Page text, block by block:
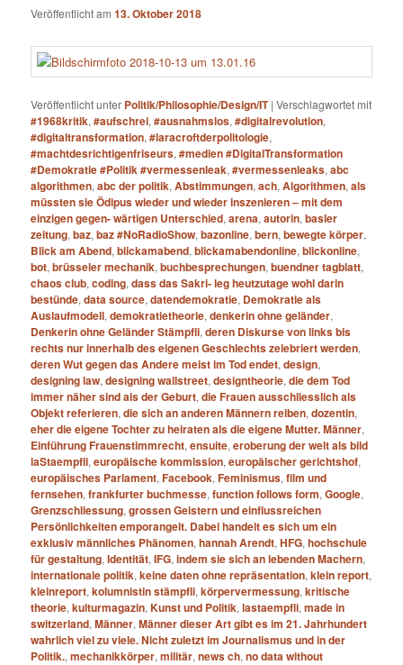
Veröffentlicht am13. Oktober 2018
Veröffentlicht unter Politik/Philosophie/Design/IT |Verschlagwortet mit
#1968kritik,#aufschrei,#ausnahmslos,#digitalrevolution,
#digitaltransformation,#laracroftderpolitologie,
#machtdesrichtigenfriseurs,#medien #DigitalTransformation
#Demokratie #Politik #vermessenleak,#vermessenleaks,abc
algorithmen,abc der politik,Abstimmungen,ach,Algorithmen,als
müssten sie Ödipus wieder und wieder inszenieren – mit dem
einzigen gegen- wärtigen Unterschied,arena,autorin,basler
zeitung,baz,baz #NoRadioShow,bazonline,bern,bewegte körper,
Blick am Abend,blickamabend,blickamabendonline,blickonline,
bot,brüsseler mechanik,buchbesprechungen,buendner tagblatt,
chaos club,coding,dass das Sakri- leg heutzutage wohl darin
bestünde,data source,datendemokratie, Demokratie als
Auslaufmodell,demokratietheorie,denkerin ohne geländer,
Denkerin ohne Geländer Stämpfli,deren Diskurse von links bis
rechts nur innerhalb des eigenen Geschlechts zelebriert werden,
deren Wut gegen das Andere meist im Tod endet,design,
designing law,designing wallstreet,designtheorie,die dem Tod
immer näher sind als der Geburt,die Frauen ausschliesslich als
Objekt referieren,die sich an anderen Männern reiben,dozentin,
eher die eigene Tochter zu heiraten als die eigene Mutter. Männer,
Einführung Frauenstimmrecht,ensuite,eroberung der welt als bild
laStaempfli,europäische kommission,europäischer gerichtshof,
europäisches Parlament,Facebook,Feminismus,film und
fernsehen,frankfurter buchmesse,function follows form,Google,
Grenzschliessung,grossen Geistern und einflussreichen
Persönlichkeiten emporangelt. Dabei handelt es sich um ein
exklusiv männliches Phänomen,hannah Arendt,HFG,hochschule
für gestaltung,Identität,IFG,indem sie sich an lebenden Machern,
internationale politik,keine daten ohne repräsentation,klein report,
kleinreport,kolumnistin stämpfli,körpervermessung,kritische
theorie,kulturmagazin,Kunst und Politik,lastaempfli,made in
switzerland,Männer,Männer dieser Art gibt es im 21. Jahrhundert
wahrlich viel zu viele. Nicht zuletzt im Journalismus und in der
Politik.,mechanikkörper,militär,news ch,no data without